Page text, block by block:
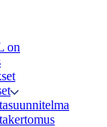
on